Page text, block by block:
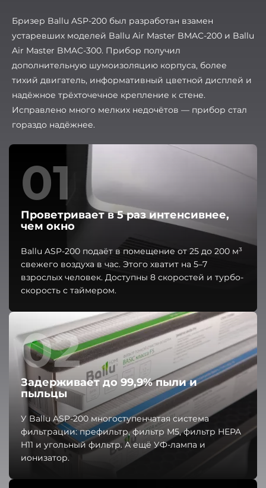
Бризер Ballu ASP-200 был разработан взамен
устаревших моделей Ballu Air Master BMAC-200 и Ballu
Air Master BMAC-300. Прибор получил
дополнительную шумоизоляцию корпуса, более
тихий двигатель, информативный цветной дисплей и
надёжное трёхточечное крепление к стене.
Исправлено много мелких недочётов — прибор стал
гораздо надёжнее.
01
Проветривает в 5 раз интенсивнее,
чем окно
Ballu ASP-200 подаёт в помещение от 25 до 200 м³
свежего воздуха в час. Этого хватит на 5–7
взрослых человек. Доступны 8 скоростей и турбо-
скорость с таймером.
02
Задерживает до 99,9% пыли и
пыльцы
У Ballu ASP-200 многоступенчатая система
фильтрации: префильтр, фильтр M5, фильтр HEPA
H11 и угольный фильтр. А ещё УФ-лампа и
ионизатор.